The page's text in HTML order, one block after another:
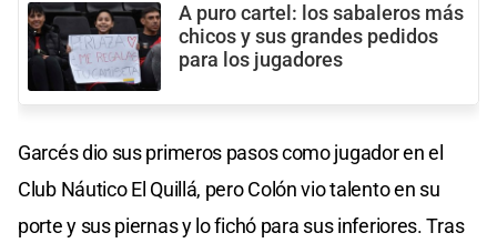
A puro cartel: los sabaleros más
chicos y sus grandes pedidos
para los jugadores
Garcés dio sus primeros pasos como jugador en el
Club Náutico El Quillá, pero Colón vio talento en su
porte y sus piernas y lo fichó para sus inferiores. Tras